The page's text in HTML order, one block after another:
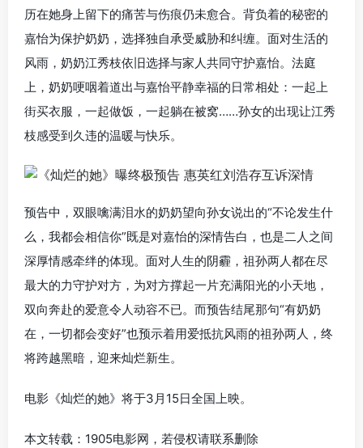
历在她身上留下的痛苦与伤痕仍未愈合。背负着的秘密的
嘉怡为保护奶奶，选择独自承受威胁和纠缠。面对生活的
风雨，奶奶江秀枝依旧选择与家人共同守护嘉怡。法庭
上，奶奶哽咽着道出与嘉怡平静幸福的日常相处：一起上
街买衣服，一起做饭，一起躺在被窝……孙女的出现让江秀
枝感受到久违的温暖与快乐。
预告中，双眼噙满泪水的奶奶望向孙女说出的“不论发生什
么，我都会相信你”既是对嘉怡的深情告白，也是二人之间
深厚情感牵绊的体现。面对人生的阴霾，祖孙两人都在尽
最大的力守护对方，为对方撑起一片充满阳光的小天地，
双向奔赴的爱意令人动容不已。而预告结尾那句“有奶奶
在，一切都会变好”也预示着用爱抵抗风雨的祖孙两人，终
将跨越黑暗，迎来灿烂新生。
电影《灿烂的她》将于3月15日全国上映。
本文转载：1905电影网，若侵权请联系删除